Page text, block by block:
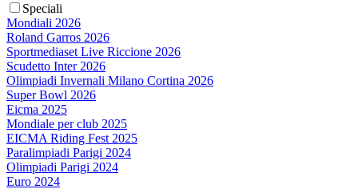
Speciali
Mondiali 2026
Roland Garros 2026
Sportmediaset Live Riccione 2026
Scudetto Inter 2026
Olimpiadi Invernali Milano Cortina 2026
Super Bowl 2026
Eicma 2025
Mondiale per club 2025
EICMA Riding Fest 2025
Paralimpiadi Parigi 2024
Olimpiadi Parigi 2024
Euro 2024